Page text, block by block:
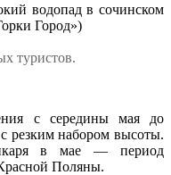
водопад в сочинском
Город»)
туристов.
с середины мая до
резким набором высоты.
в мае — период
Поляны.